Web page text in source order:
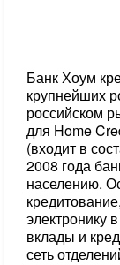
Банк Хоум
крупнейших
российском
для Home
(входит в
2008 года
населению.
электронику
вклады и
сеть